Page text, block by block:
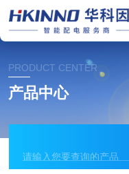
PRODUCT CENTER
产品中心